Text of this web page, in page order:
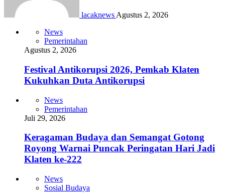
lacaknews Agustus 2, 2026
News
Pemerintahan
Agustus 2, 2026
Festival Antikorupsi 2026, Pemkab Klaten
Kukuhkan Duta Antikorupsi
News
Pemerintahan
Juli 29, 2026
Keragaman Budaya dan Semangat Gotong
Royong Warnai Puncak Peringatan Hari Jadi
Klaten ke-222
News
Sosial Budaya